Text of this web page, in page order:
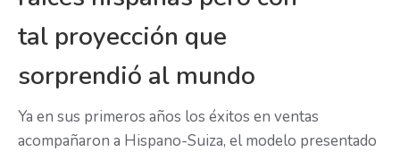
tal proyección que
sorprendió al mundo
Ya en sus primeros años los éxitos en ventas
acompañaron a Hispano-Suiza, el modelo presentado